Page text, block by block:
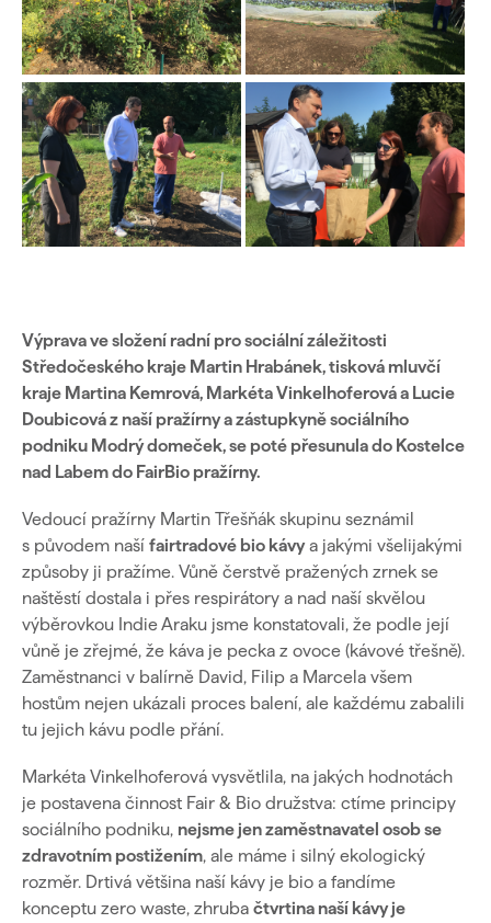
Výprava ve složení radní pro sociální záležitosti
Středočeského kraje Martin Hrabánek, tisková mluvčí
kraje Martina Kemrová, Markéta Vinkelhoferová a Lucie
Doubicová z naší pražírny a zástupkyně sociálního
podniku Modrý domeček, se poté přesunula do Kostelce
nad Labem do FairBio pražírny.
Vedoucí pražírny Martin Třešňák skupinu seznámil
s původem naší fairtradové bio kávya jakými všelijakými
způsoby ji pražíme. Vůně čerstvě pražených zrnek se
naštěstí dostala i přes respirátory a nad naší skvělou
výběrovkou Indie Araku jsme konstatovali, že podle její
vůně je zřejmé, že káva je pecka z ovoce (kávové třešně).
Zaměstnanci v balírně David, Filip a Marcela všem
hostům nejen ukázali proces balení, ale každému zabalili
tu jejich kávu podle přání.
Markéta Vinkelhoferová vysvětlila, na jakých hodnotách
je postavena činnost Fair & Bio družstva: ctíme principy
sociálního podniku, nejsme jen zaměstnavatel osob se
zdravotním postižením, ale máme i silný ekologický
rozměr. Drtivá většina naší kávy je bio a fandíme
konceptu zero waste, zhruba čtvrtina naší kávy je